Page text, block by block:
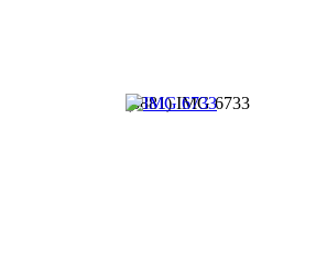
(6881) IMG 6733